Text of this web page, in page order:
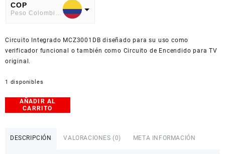
COP
Peso Colombiano
American Dollar
Circuito Integrado MCZ3001DB diseñado para su uso como
verificador funcional o también como Circuito de Encendido para TV
original.
1 disponibles
Circuito
Integrado
AÑADIR AL
CARRITO
DESCRIPCIÓN VALORACIONES (0) META INFORMACIÓN